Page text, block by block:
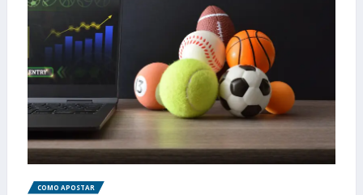
COMO APOSTAR